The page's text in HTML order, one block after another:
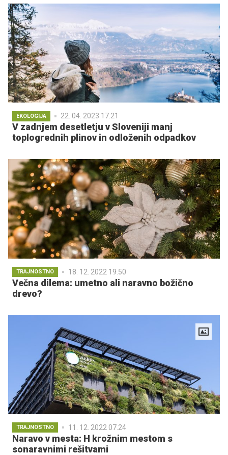
EKOLOGIJA 22. 04. 2023 17.21
V zadnjem desetletju v Sloveniji manj
toplogrednih plinov in odloženih odpadkov
TRAJNOSTNO 18. 12. 2022 19.50
Večna dilema: umetno ali naravno božično
drevo?
TRAJNOSTNO 11. 12. 2022 07.24
Naravo v mesta: H krožnim mestom s
sonaravnimi rešitvami